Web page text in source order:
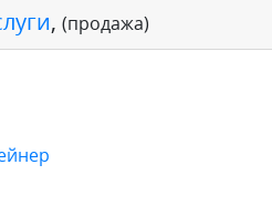
, (продажа)